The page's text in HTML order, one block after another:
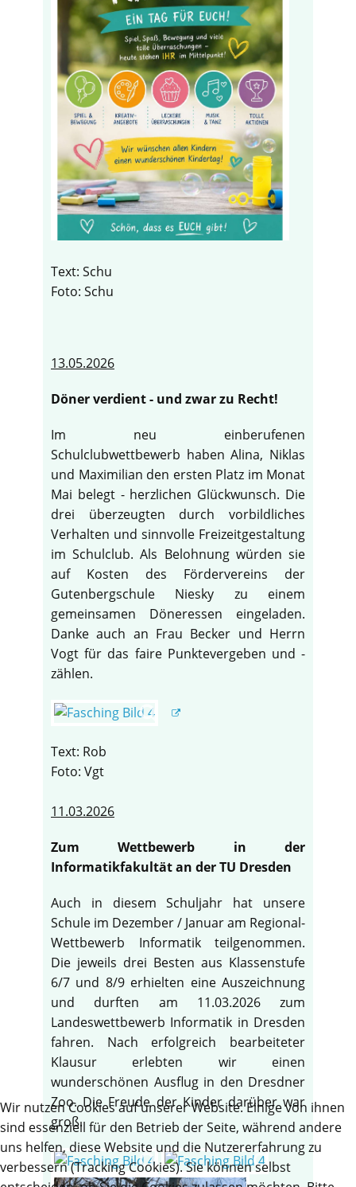
Text: Schu
Foto: Schu
13.05.2026
Döner verdient - und zwar zu Recht!
Im neu einberufenen
Schulclubwettbewerb haben Alina, Niklas
und Maximilian den ersten Platz im Monat
Mai belegt - herzlichen Glückwunsch. Die
drei überzeugten durch vorbildliches
Verhalten und sinnvolle Freizeitgestaltung
im Schulclub. Als Belohnung würden sie
auf Kosten des Fördervereins der
Gutenbergschule Niesky zu einem
gemeinsamen Döneressen eingeladen.
Danke auch an Frau Becker und Herrn
Vogt für das faire Punktevergeben und -
zählen.
Text: Rob
Foto: Vgt
11.03.2026
Zum Wettbewerb in der
Informatikfakultät an der TU Dresden
Auch in diesem Schuljahr hat unsere
Schule im Dezember / Januar am Regional-
Wettbewerb Informatik teilgenommen.
Die jeweils drei Besten aus Klassenstufe
6/7 und 8/9 erhielten eine Auszeichnung
und durften am 11.03.2026 zum
Landeswettbewerb Informatik in Dresden
fahren. Nach erfolgreich bearbeiteter
Klausur erlebten wir einen
wunderschönen Ausflug in den Dresdner
Zoo. Die Freude der Kinder darüber war
groß.
Wir nutzen Cookies auf unserer Website. Einige von ihnen
sind essenziell für den Betrieb der Seite, während andere
uns helfen, diese Website und die Nutzererfahrung zu
verbessern (Tracking Cookies). Sie können selbst